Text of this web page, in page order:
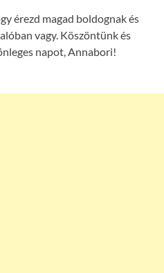
érezd magad boldognak és
vagy. Köszöntünk és
napot, Annabori!